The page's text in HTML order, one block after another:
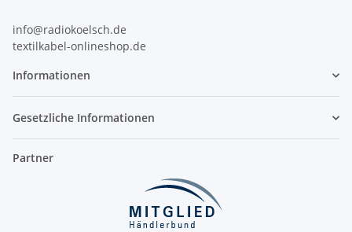
info@radiokoelsch.de
textilkabel-onlineshop.de
Informationen
Gesetzliche Informationen
Partner